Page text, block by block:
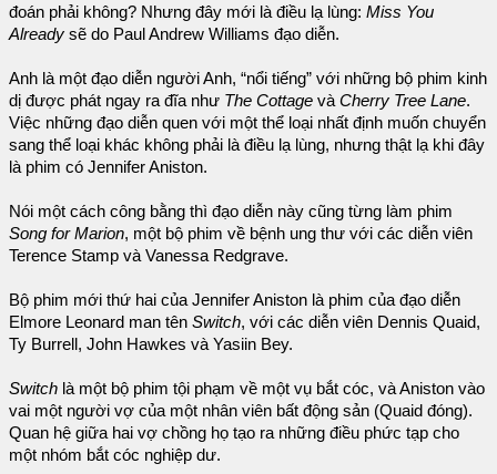
đoán phải không? Nhưng đây mới là điều lạ lùng: Miss You
Already sẽ do Paul Andrew Williams đạo diễn.
Anh là một đạo diễn người Anh, “nổi tiếng” với những bộ phim kinh
dị được phát ngay ra đĩa như The Cottage và Cherry Tree Lane.
Việc những đạo diễn quen với một thể loại nhất định muốn chuyển
sang thể loại khác không phải là điều lạ lùng, nhưng thật lạ khi đây
là phim có Jennifer Aniston.
Nói một cách công bằng thì đạo diễn này cũng từng làm phim
Song for Marion, một bộ phim về bệnh ung thư với các diễn viên
Terence Stamp và Vanessa Redgrave.
Bộ phim mới thứ hai của Jennifer Aniston là phim của đạo diễn
Elmore Leonard man tên Switch, với các diễn viên Dennis Quaid,
Ty Burrell, John Hawkes và Yasiin Bey.
Switch là một bộ phim tội phạm về một vụ bắt cóc, và Aniston vào
vai một người vợ của một nhân viên bất động sản (Quaid đóng).
Quan hệ giữa hai vợ chồng họ tạo ra những điều phức tạp cho
một nhóm bắt cóc nghiệp dư.